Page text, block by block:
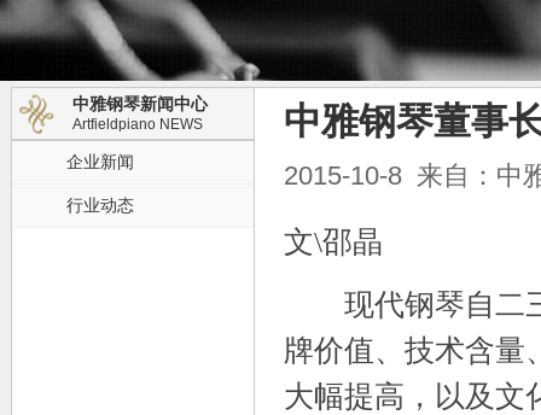
中雅钢琴新闻中心
Artfieldpiano NEWS
企业新闻
行业动态
中雅钢琴董事
2015-10-8 来自：中
文\邵晶
现代钢琴自二三
牌价值、技术含量
大幅提高，以及文